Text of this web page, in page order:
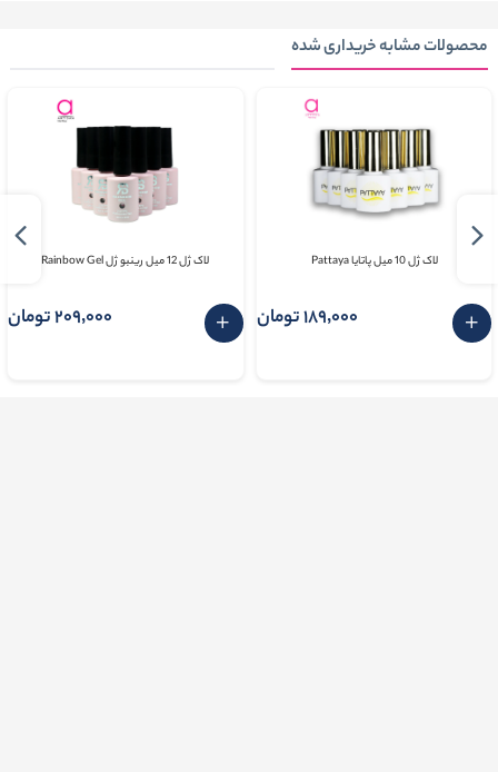
محصولات مشابه خریداری شده
لاک ژل 10 میل پاتایا Pattaya
189٬000 تومان
لاک ژل 12 میل رینبو ژل Rainbow Gel
209٬000 تومان